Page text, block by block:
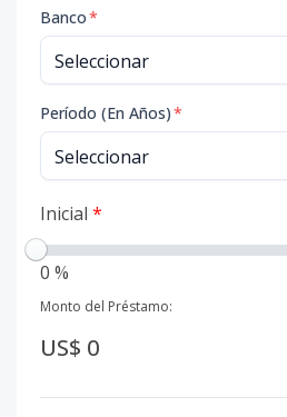
Banco*
Período (En Años)*
Inicial *
0 %
Monto del Préstamo:
US$ 0